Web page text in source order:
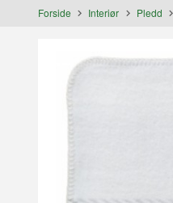
Forside Interiør Pledd